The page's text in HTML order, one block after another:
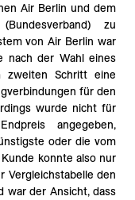
Air Berlin und dem
zu
von Air Berlin war
nach der Wahl eines
zweiten Schritt eine
für den
wurde nicht für
angegeben,
oder die vom
konnte also nur
Vergleichstabelle den
war der Ansicht, dass